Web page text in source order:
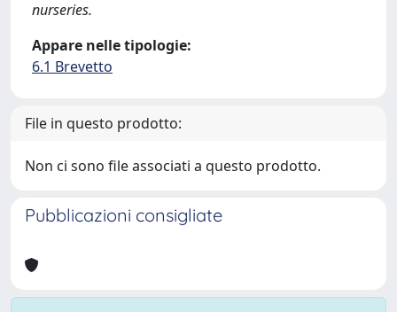
nurseries.
Appare nelle tipologie:
6.1 Brevetto
File in questo prodotto:
Non ci sono file associati a questo prodotto.
Pubblicazioni consigliate